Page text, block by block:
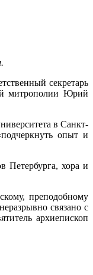
секретарь
митрополии Юрий
в Санкт-
опыт и
Петербурга, хора и
преподобному
связано с
архиепископ